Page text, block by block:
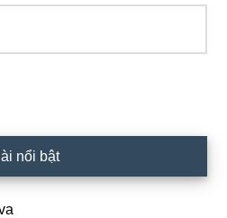
nổi bật